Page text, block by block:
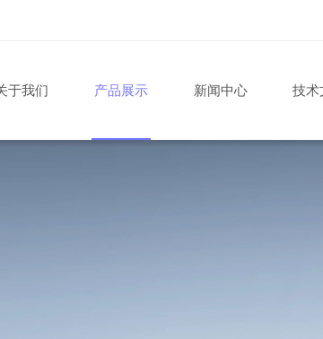
于我们 产品展示 新闻中心 技术